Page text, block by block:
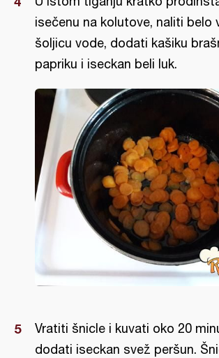
isečenu na kolutove, naliti belo
šoljicu vode, dodati kašiku
papriku i iseckan beli luk.
Vratiti šnicle i kuvati oko 20
dodati iseckan svež peršun.